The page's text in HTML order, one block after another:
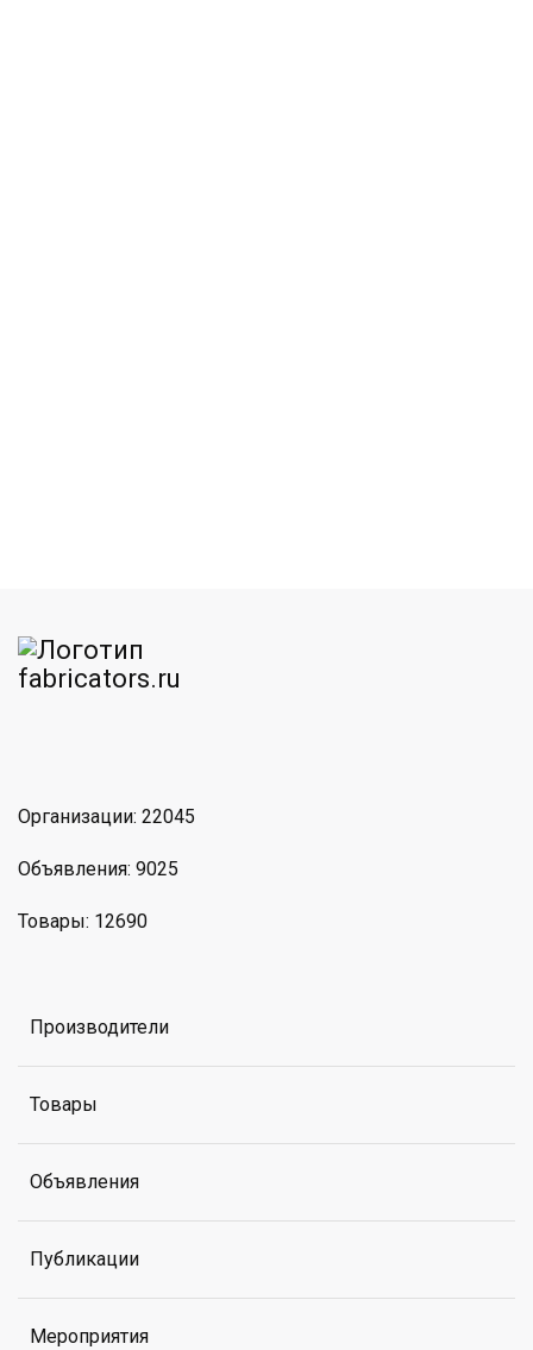
Организации: 22045
Объявления: 9025
Товары: 12690
Производители
Товары
Объявления
Публикации
Мероприятия